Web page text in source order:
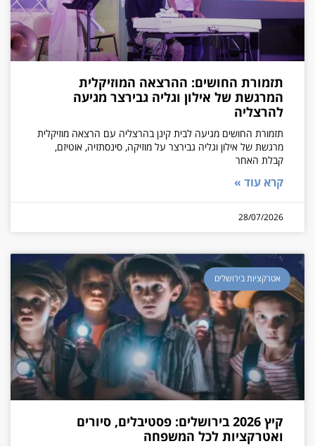
תזמורת החושים: ההרצאה המוזיקלית
המרגשת של אילון וגליה גבירצר מגיעה
להרצליה
תזמורת החושים מגיעה לבית קינן בהרצליה עם הרצאה מוזיקלית
מרגשת של אילון וגליה גבירצר על מוזיקה, סינסתזיה, אוטיזם,
קבלת האחר
קרא עוד »
28/07/2026
אטרקציות בירושלים
קיץ 2026 בירושלים: פסטיבלים, סיורים
ואטרקציות לכל המשפחה